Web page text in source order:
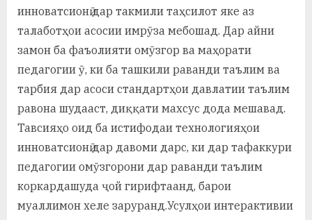
инноватсионӣ дар такмили таҳсилот яке аз
талаботҳои асосии имрӯза мебошад. Дар айни
замон ба фаъолияти омӯзгор ва маҳорати
педагогии ӯ, ки ба ташкили раванди таълим ва
тарбия дар асоси стандартҳои давлатии таълим
равона шудааст, диққати махсус дода мешавад.
Тавсияҳо оид ба истифодаи технологияҳои
инноватсионӣ дар давоми дарс, ки дар тафаккури
педагогии омӯзгорони дар раванди таълим
коркардашуда ҷой гирифтаанд, барои
муаллимон хеле заруранд.Усулҳои интерактивии